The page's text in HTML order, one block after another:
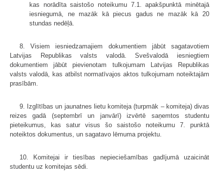
kas norādīta saistošo noteikumu 7.1. apakšpunktā minētajā
iesniegumā, ne mazāk kā piecus gadus ne mazāk kā 20
stundas nedēļā.
8. Visiem iesniedzamajiem dokumentiem jābūt sagatavotiem
Latvijas Republikas valsts valodā. Svešvalodā iesniegtiem
dokumentiem jābūt pievienotam tulkojumam Latvijas Republikas
valsts valodā, kas atbilst normatīvajos aktos tulkojumam noteiktajām
prasībām.
9. Izglītības un jaunatnes lietu komiteja (turpmāk – komiteja) divas
reizes gadā (septembrī un janvārī) izvērtē saņemtos studentu
pieteikumus, kas satur visus šo saistošo noteikumu 7. punktā
noteiktos dokumentus, un sagatavo lēmuma projektu.
10. Komitejai ir tiesības nepieciešamības gadījumā uzaicināt
studentu uz komitejas sēdi.